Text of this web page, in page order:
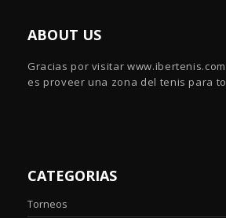
ABOUT US
Gracias por visitar
es proveer una zona del tenis para
CATEGORIAS
Torneos